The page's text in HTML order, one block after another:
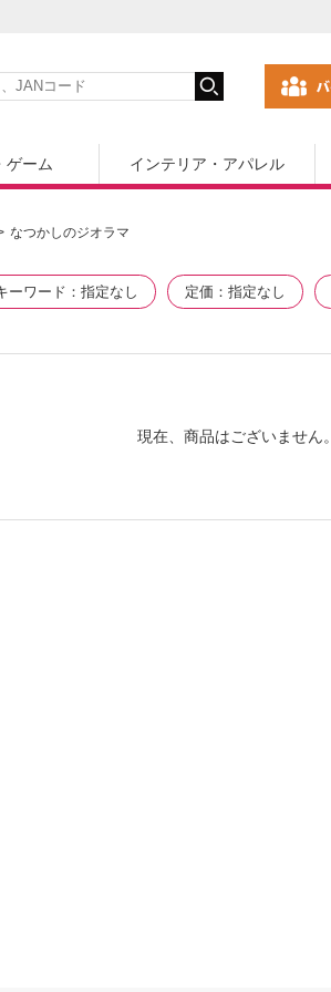
ゲーム インテリア・アパレル
なつかしのジオラマ
ーワード 指定なし 定価 指定なし
現在、商品はございません。